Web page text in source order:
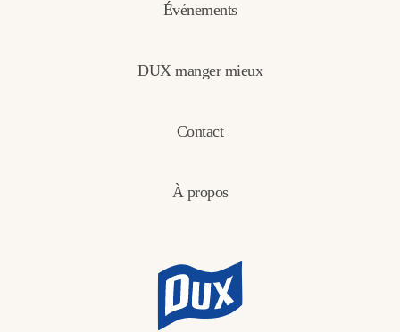
Événements
DUX manger mieux
Contact
À propos